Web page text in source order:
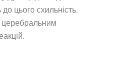
цього схильність.
церебральним